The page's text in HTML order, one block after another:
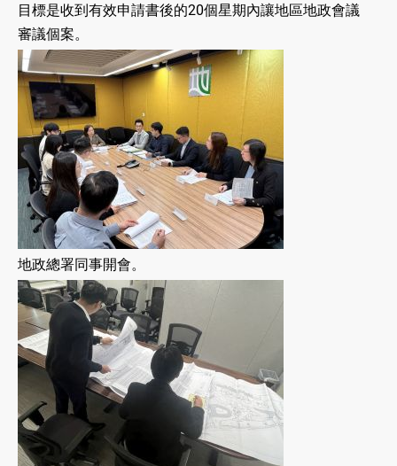
目標是收到有效申請書後的20個星期內讓地區地政會議
審議個案。
地政總署同事開會。